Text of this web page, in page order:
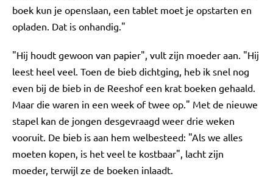
boek kun je openslaan, een tablet moet je opstarten en
opladen. Dat is onhandig."
"Hij houdt gewoon van papier", vult zijn moeder aan. "Hij
leest heel veel. Toen de bieb dichtging, heb ik snel nog
even bij de bieb in de Reeshof een krat boeken gehaald.
Maar die waren in een week of twee op." Met de nieuwe
stapel kan de jongen desgevraagd weer drie weken
vooruit. De bieb is aan hem welbesteed: "Als we alles
moeten kopen, is het veel te kostbaar", lacht zijn
moeder, terwijl ze de boeken inlaadt.